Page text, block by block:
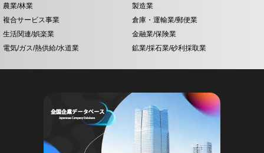
農業/林業
製造業
複合サービス事業
倉庫・運輸業/郵便業
生活関連/娯楽業
金融業/保険業
電気/ガス/熱供給/水道業
鉱業/採石業/砂利採取業